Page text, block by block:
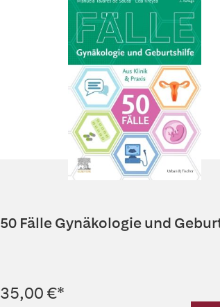
50 Fälle Gynäkologie und
35,00 €*